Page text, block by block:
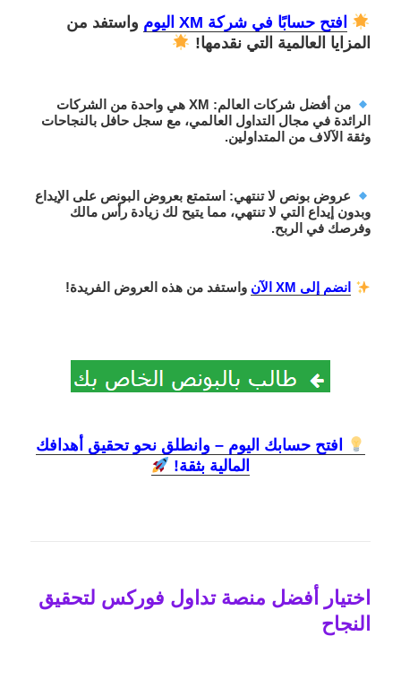
افتح حسابًا في شركة XM اليوم
واستفد من
المزايا العالمية التي نقدمها!
من أفضل شركات العالم
: XM هي واحدة من الشركات
الرائدة في مجال التداول العالمي، مع سجل حافل بالنجاحات
وثقة الآلاف من المتداولين.
عروض بونص لا تنتهي: استمتع بعروض البونص على الإيداع
وبدون إيداع التي لا تنتهي، مما يتيح لك زيادة رأس مالك
وفرصك في الربح.
انضم إلى XM الآن واستفد من هذه العروض الفريدة!
افتح حسابك اليوم – وانطلق نحو تحقيق أهدافك
المالية بثقة!
اختيار أفضل منصة تداول فوركس لتحقيق
النجاح